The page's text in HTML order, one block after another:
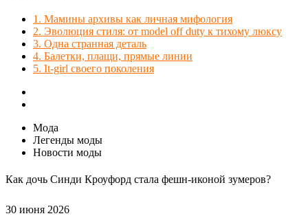
1. Мамины архивы как личная мифология
2. Эволюция стиля: от model off duty к тихому люксу
3. Одна странная деталь
4. Балетки, плащи, прямые линии
5. It-girl своего поколения
Мода
Легенды моды
Новости моды
Как дочь Синди Кроуфорд стала фешн-иконой зумеров?
30 июня 2026